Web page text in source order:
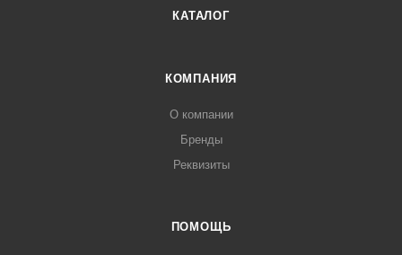
КАТАЛОГ
КОМПАНИЯ
О компании
Бренды
Реквизиты
ПОМОЩЬ